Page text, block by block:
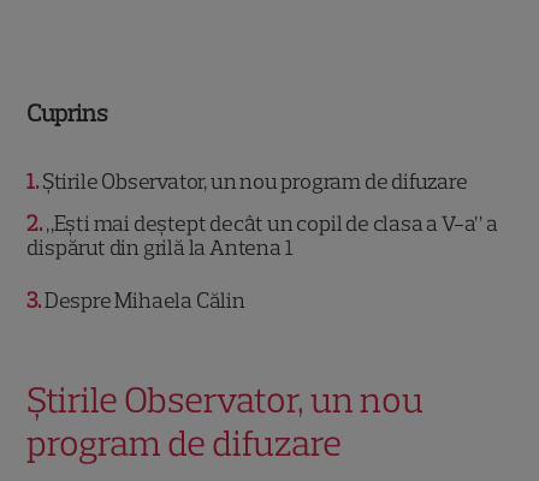
Cuprins
1 Știrile Observator, un nou program de difuzare
2 „Ești mai deștept decât un copil de clasa a V-a” a
dispărut din grilă la Antena 1
3 Despre Mihaela Călin
Știrile Observator, un nou
program de difuzare